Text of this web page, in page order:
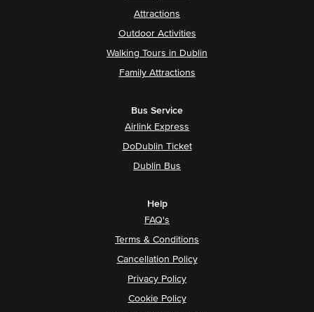
Attractions
Outdoor Activities
Walking Tours in Dublin
Family Attractions
Bus Service
Airlink Express
DoDublin Ticket
Dublin Bus
Help
FAQ's
Terms & Conditions
Cancellation Policy
Privacy Policy
Cookie Policy